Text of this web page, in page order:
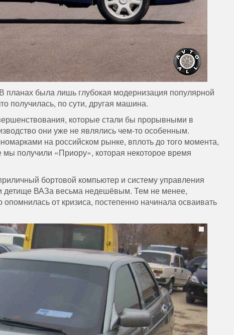
планах была лишь глубокая модернизация популярной
получилась, по сути, другая машина.
которые стали бы прорывными в
они уже не являлись чем-то особенным.
на российском рынке, вплоть до того момента,
мы получили «Приору», которая некоторое время
бортовой компьютер и систему управления
детище ВАЗа весьма недешёвым. Тем не менее,
от кризиса, постепенно начинала осваивать